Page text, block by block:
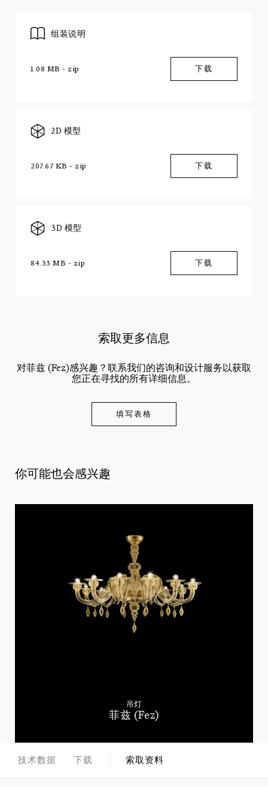
组装说明
1.08 MB - zip 下载
2D 模型
207.67 KB - zip 下载
3D 模型
84.33 MB - zip 下载
索取更多信息
对菲兹 (Fez)感兴趣？联系我们的咨询和设计服务以获取
您正在寻找的所有详细信息。
填写表格
你可能也会感兴趣
吊灯
菲兹 (Fez)
技术数据 下载 索取资料